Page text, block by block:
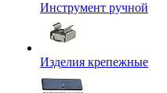
Инструмент ручной
Изделия крепежные